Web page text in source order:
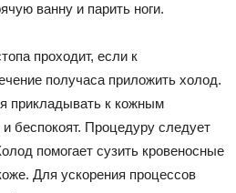
ванну и парить ноги.
проходит, если к
получаса приложить холод.
прикладывать к кожным
беспокоят. Процедуру следует
помогает сузить кровеносные
Для ускорения процессов